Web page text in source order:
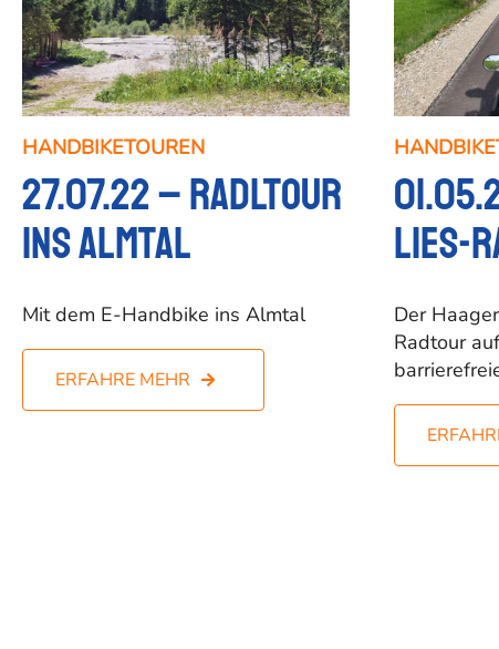
HANDBIKETOUREN
27.07.22 – Radltour
ins Almtal
Mit dem E-Handbike ins Almtal
ERFAHRE MEHR
Lies-
Der
Radtour